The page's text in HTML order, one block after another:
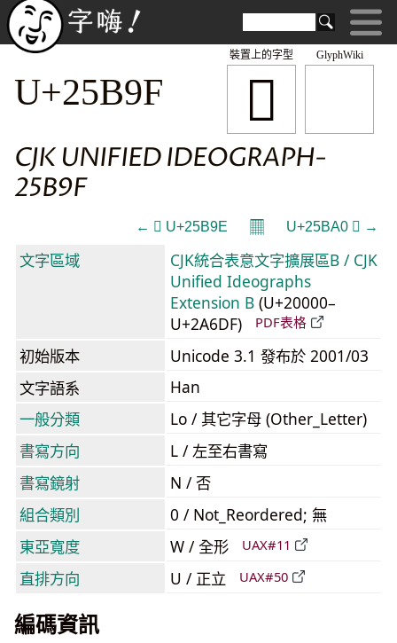
GlyphWiki
𥮟
裝置上的字型
U+25B9F
CJK UNIFIED IDEOGRAPH-
25B9F
← 𥮞 U+25B9E 𝄜 U+25BA0 𥮠 →
文字區域
CJK統合表意文字擴展區B / CJK
Unified Ideographs
Extension B (U+20000–
U+2A6DF)
PDF表格
初始版本
Unicode 3.1 發布於 2001/03
文字語系
Han
一般分類
Lo / 其它字母 (Other_Letter)
書寫方向
L / 左至右書寫
書寫鏡射
N / 否
組合類別
0 / Not_Reordered; 無
東亞寬度
W / 全形 UAX#11
直排方向 U / 正立 UAX#50
編碼資訊